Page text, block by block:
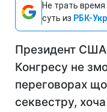
Не трать
суть из РБК-
Президент США
Конгресу не
переговорах
секвестру,